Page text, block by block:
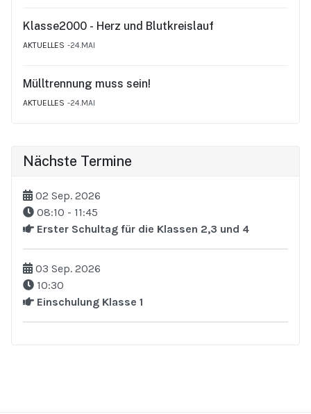
Klasse2000 - Herz und Blutkreislauf
AKTUELLES 24.MAI
Mülltrennung muss sein!
AKTUELLES 24.MAI
Nächste Termine
02 Sep. 2026
08:10 - 11:45
Erster Schultag für die Klassen 2,3 und 4
03 Sep. 2026
10:30
Einschulung Klasse 1